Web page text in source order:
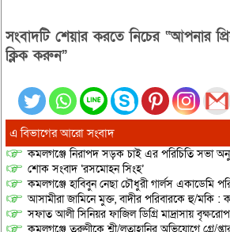
সংবাদটি শেয়ার করতে নিচের “আপনার
ক্লিক করুন”
এ বিভাগের আরো সংবাদ
কমলগঞ্জে নিরাপদ সড়ক চাই এর পরিচিতি সভা
শোক সংবাদ ‘রসমোহন সিংহ’
কমলগঞ্জে হাবিবুন নেছা চৌধুরী গার্লস একাডেমি
আসামীরা জামিনে মুক্ত, বাদীর পরিবারকে হু/মকি
সফাত আলী সিনিয়র ফাজিল ডিগ্রি মাদ্রাসায়